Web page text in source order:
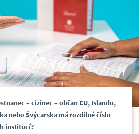
– cizinec – občan EU, Islandu,
nebo Švýcarska má rozdílné číslo
institucí?